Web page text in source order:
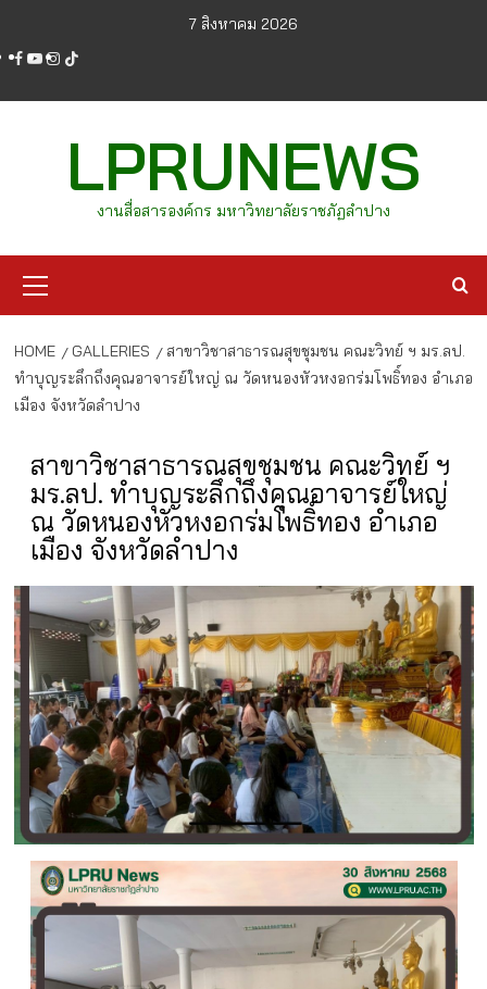
content
7 สิงหาคม 2026
facebook
youtube
instagram
tiktok
LPRUNEWS
งานสื่อสารองค์กร มหาวิทยาลัยราชภัฏลำปาง
Menu
HOME GALLERIES
สาขาวิชาสาธารณสุขชุมชน คณะวิทย์ ฯ มร.ลป.
ทำบุญระลึกถึงคุณอาจารย์ใหญ่ ณ วัดหนองหัวหงอกร่มโพธิ์ทอง อำเภอ
เมือง จังหวัดลำปาง
สาขาวิชาสาธารณสุขชุมชน คณะวิทย์ ฯ
มร.ลป. ทำบุญระลึกถึงคุณอาจารย์ใหญ่
ณ วัดหนองหัวหงอกร่มโพธิ์ทอง อำเภอ
เมือง จังหวัดลำปาง